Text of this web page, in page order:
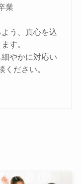
業
う、真心を込
す。
やかに対応い
ください。